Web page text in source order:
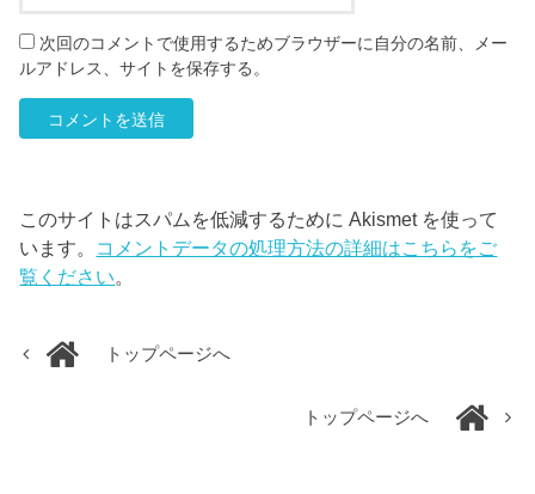
次回のコメントで使用するためブラウザーに自分の名前、メー
ルアドレス、サイトを保存する。
このサイトはスパムを低減するために Akismet を使って
います。 コメントデータの処理方法の詳細はこちらをご
覧ください。
トップページへ
トップページへ